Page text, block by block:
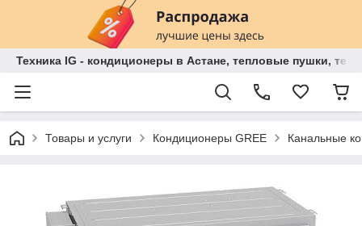
Техника IG - кондиционеры в Астане, тепловые пушки,
Товары и услуги Кондиционеры GREE Канальные